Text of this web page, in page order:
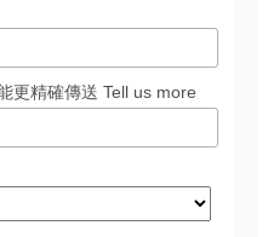
更精確傳送 Tell us more